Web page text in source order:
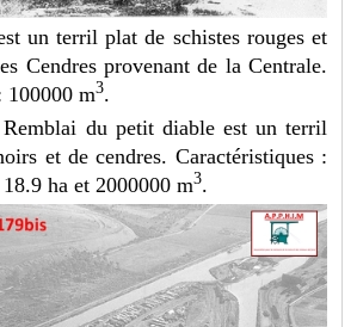
un terril plat de schistes rouges et
Cendres provenant de la Centrale.
100000 m3.
du petit diable est un terril
et de cendres. Caractéristiques :
ha et 2000000 m3.